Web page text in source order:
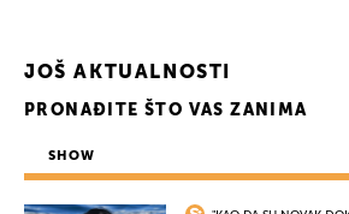
JOŠ AKTUALNOSTI
PRONAĐITE ŠTO VAS ZANIMA
SHOW